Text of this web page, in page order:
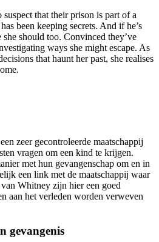
that their prison is part of a
been keeping secrets. And if he’s
she should too. Convinced they’ve
ways she might escape. As
that haunt her past, she realises
zeer gecontroleerde maatschappij
vragen om een kind te krijgen.
met hun gevangenschap om en in
een link met de maatschappij waar
Whitney zijn hier een goed
aan het verleden worden verweven
gevangenis